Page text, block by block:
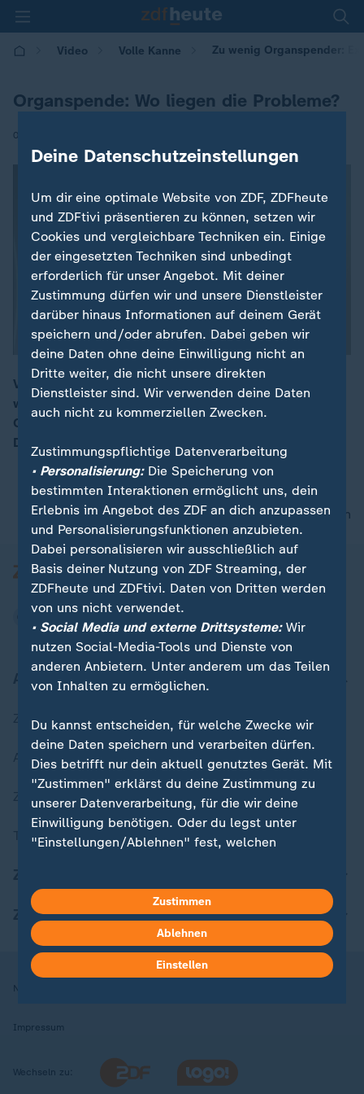
Video Volle Kanne Zu wenig Organspender:
Organspende: Wo liegen die Probleme?
05.06.2026 | 09:05
00:16
Viele Menschen müssen lange auf ein Spendeorgan
warten, einige sterben. Wenige haben einen
Organspendeausweis. Dr. Ana Paula Barreiros von der
Deutschen Stiftung "Organtransplantation" klärt auf.
nach oben
Aktuell bei ZDFheute
Zuletzt veröffentlicht
Aktuelle Sendungs-Videos
ZDFheute Stories
Themen im Überblick
ZDFheute Apps
Nutzungsbedingungen
Impressum
Wechseln zu:
Deine Datenschutzeinstellungen
Um dir eine optimale Website von ZDF, ZDFheute
und ZDFtivi präsentieren zu können, setzen wir
Cookies und vergleichbare Techniken ein. Einige
der eingesetzten Techniken sind unbedingt
erforderlich für unser Angebot. Mit deiner
Zustimmung dürfen wir und unsere Dienstleister
darüber hinaus Informationen auf deinem Gerät
speichern und/oder abrufen. Dabei geben wir
deine Daten ohne deine Einwilligung nicht an
Dritte weiter, die nicht unsere direkten
Dienstleister sind. Wir verwenden deine Daten
auch nicht zu kommerziellen Zwecken.
Zustimmungspflichtige Datenverarbeitung
• Personalisierung:Die Speicherung von
bestimmten Interaktionen ermöglicht uns, dein
Erlebnis im Angebot des ZDF an dich anzupassen
und Personalisierungsfunktionen anzubieten.
Dabei personalisieren wir ausschließlich auf
Basis deiner Nutzung von ZDF Streaming, der
ZDFheute und ZDFtivi. Daten von Dritten werden
von uns nicht verwendet.
• Social Media und externe Drittsysteme:Wir
nutzen Social-Media-Tools und Dienste von
anderen Anbietern. Unter anderem um das Teilen
von Inhalten zu ermöglichen.
Du kannst entscheiden, für welche Zwecke wir
deine Daten speichern und verarbeiten dürfen.
Dies betrifft nur dein aktuell genutztes Gerät. Mit
"Zustimmen" erklärst du deine Zustimmung zu
unserer Datenverarbeitung, für die wir deine
Einwilligung benötigen. Oder du legst unter
"Einstellungen/Ablehnen" fest, welchen
kannst du jederzeit mit Wirkung für die Zukunft
in deinen Einstellungen widerrufen oder ändern.
Hier findest du das Impressum.
Weitere Informationen findest du in unserer
Zustimmen
Ablehnen
Einstellen